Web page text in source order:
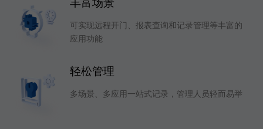
可实现远程开门、报表查询和记录管理等丰富的
应用功能
轻松管理
多场景、多应用一站式记录，管理人员轻而易举